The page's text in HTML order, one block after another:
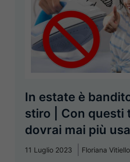
In estate è
stiro | Con questi
dovrai mai più
11 Luglio 2023 Floriana Vitiello